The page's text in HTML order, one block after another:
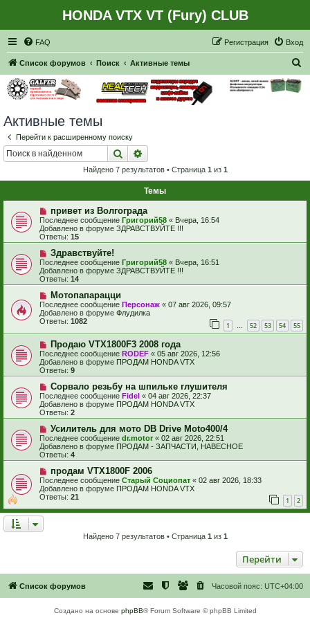
HONDA VTX VT (Fury) CLUB
FAQ Вход
Регистрация
Список форумов Поиск Активные темы
Активные темы
Перейти к расширенному поиску
Поиск
Найдено 7 результатов • Страница 1 из 1
Темы
Н
о
в
о
е
с
о
о
б
щ
е
н
и
е
привет из Волгограда
Последнее сообщение Григорий58 « Вчера, 16:54
Добавлено в форуме ЗДРАВСТВУЙТЕ !!!
Ответы: 15
Н
о
в
о
е
с
о
о
б
щ
е
н
и
е
Здравствуйте!
Последнее сообщение Григорий58 « Вчера, 16:51
Добавлено в форуме ЗДРАВСТВУЙТЕ !!!
Ответы: 14
Н
о
в
о
е
с
о
о
б
щ
е
н
и
е
Мотопапарацци
Последнее сообщение Персонаж « 07 авг 2026, 09:57
Добавлено в форуме Флудилка
Ответы: 1082 1 … 52 53 54 55
Н
о
в
о
е
с
о
б
щ
е
н
и
е
Продаю VTX1800F3 2008 года
Последнее сообщение RODEF « 05 авг 2026, 12:56
Добавлено в форуме ПРОДАМ HONDA VTX
Ответы: 9
Н
о
в
о
е
с
о
о
б
щ
е
н
и
е
Сорвало резьбу на шпильке глушителя
Последнее сообщение Fidel « 04 авг 2026, 22:37
Добавлено в форуме ПРОДАМ HONDA VTX
Ответы: 2
Н
о
в
о
е
с
о
о
б
щ
е
Усилитель для мото DB Drive Moto400/4
Последнее сообщение dr.motor « 02 авг 2026, 22:51
Добавлено в форуме ПРОДАМ - ЗАПЧАСТИ, НАВЕСНОЕ
Ответы: 4
Н
о
в
о
е
с
продам VTX1800F 2006
Последнее сообщение Старый Социопат « 02 авг 2026, 18:33
Добавлено в форуме ПРОДАМ HONDA VTX
Ответы: 21 1 2
Найдено 7 результатов • Страница 1 из 1
Перейти
Список форумов Часовой пояс: UTC+04:00
Создано на основе phpBB® Forum Software © phpBB Limited